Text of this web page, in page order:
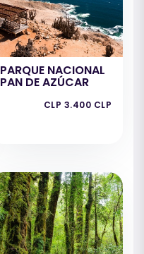
PARQUE NACIONAL
PAN DE AZÚCAR
CLP 3.400 CLP